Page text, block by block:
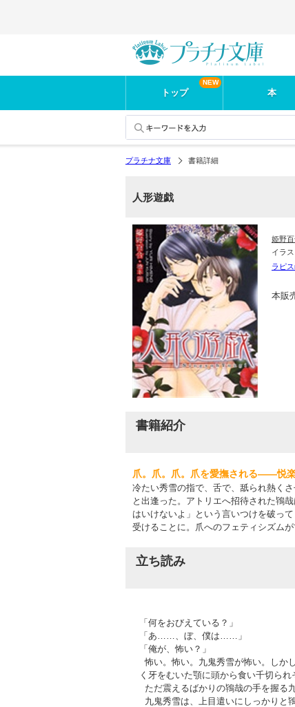
トップ 本
プラチナ文庫 書籍詳細
人形遊戯
姫野
イラス
ラピ
本販
書籍紹介
爪。爪。爪。爪を愛撫される――悦
冷たい秀雪の指で、舌で、舐られ熱く
と出逢った。アトリエへ招待された鴇
はいけないよ」という言いつけを破っ
受けることに。爪へのフェティシズム
立ち読み
「何をおびえている？」
「あ……、ぼ、僕は……」
「俺が、怖い？」
怖い。怖い。九鬼秀雪が怖い。しか
く牙をむいた顎に頭から食い千切られ
ただ震えるばかりの鴇哉の手を握る
九鬼秀雪は、上目遣いにしっかりと